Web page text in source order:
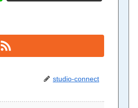
studio-connect